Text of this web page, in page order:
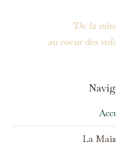
"De la
au coeur des
La